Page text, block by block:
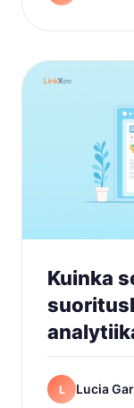
Kuinka
L Lucia